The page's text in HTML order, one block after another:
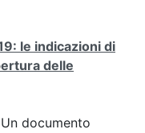
le indicazioni di
delle
documento